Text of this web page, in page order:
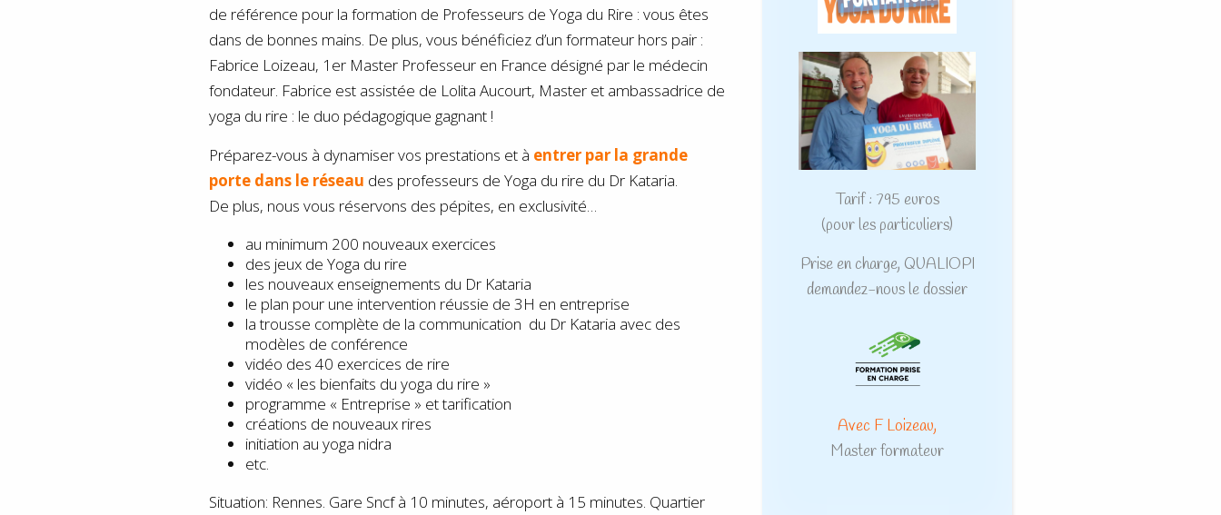
de référence pour la formation de Professeurs de Yoga du Rire : vous êtes
dans de bonnes mains. De plus, vous bénéficiez d’un formateur hors pair :
Fabrice Loizeau, 1er Master Professeur en France désigné par le médecin
fondateur. Fabrice est assistée de Lolita Aucourt, Master et ambassadrice de
yoga du rire : le duo pédagogique gagnant !
Préparez-vous à dynamiser vos prestations et à entrer par la grande
porte dans le réseau des professeurs de Yoga du rire du Dr Kataria.
De plus, nous vous réservons des pépites, en exclusivité…
au minimum 200 nouveaux exercices
des jeux de Yoga du rire
les nouveaux enseignements du Dr Kataria
le plan pour une intervention réussie de 3H en entreprise
la trousse complète de la communication du Dr Kataria avec des
modèles de conférence
vidéo des 40 exercices de rire
vidéo « les bienfaits du yoga du rire »
programme « Entreprise » et tarification
créations de nouveaux rires
initiation au yoga nidra
etc.
Situation: Rennes. Gare Sncf à 10 minutes, aéroport à 15 minutes. Quartier
Tarif : 795 euros
(pour les particuliers)
Prise en charge, QUALIOPI
demandez-nous le dossier
Avec F Loizeau,
Master formateur